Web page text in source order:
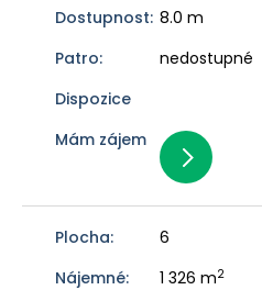
8.0 m
nedostupné
6
1 326 m2